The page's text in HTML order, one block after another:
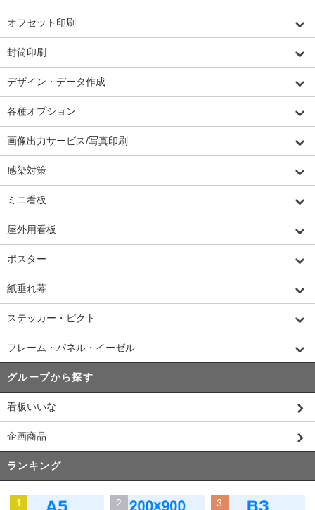
オフセット印刷
封筒印刷
デザイン・データ作成
各種オプション
画像出力サービス/写真印刷
感染対策
ミニ看板
屋外用看板
ポスター
紙垂れ幕
ステッカー・ピクト
フレーム・パネル・イーゼル
グループから探す
看板いいな
企画商品
ランキング
1 2 3